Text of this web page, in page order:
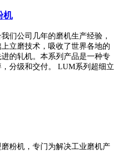
机
们公司几年的磨机生产经验，
立磨技术，吸收了世界各地的
的轧机。本系列产品是一种专
分级和交付。 LUM系列超细立
粉机，专门为解决工业磨机产